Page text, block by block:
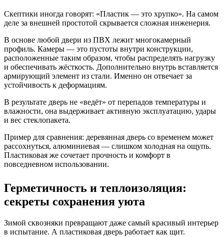
Скептики иногда говорят: «Пластик — это хрупко». На самом
деле за внешней простотой скрывается сложная инженерия.
В основе любой двери из ПВХ лежит многокамерный
профиль. Камеры — это пустоты внутри конструкции,
расположенные таким образом, чтобы распределять нагрузку
и обеспечивать жёсткость. Дополнительно внутрь вставляется
армирующий элемент из стали. Именно он отвечает за
устойчивость к деформациям.
В результате дверь не «ведёт» от перепадов температуры и
влажности, она выдерживает активную эксплуатацию, удары
и вес стеклопакета.
Пример для сравнения: деревянная дверь со временем может
рассохнуться, алюминиевая — слишком холодная на ощупь.
Пластиковая же сочетает прочность и комфорт в
повседневном использовании.
Герметичность и теплоизоляция:
секреты сохранения уюта
Зимой сквозняки превращают даже самый красивый интерьер
в испытание. А пластиковая дверь работает как щит.